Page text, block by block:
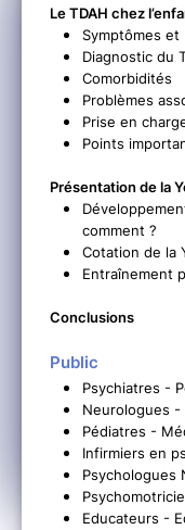
Le TDAH chez
Symptômes et
Diagnostic du
Comorbidités
Problèmes
Prise en
Points
Présentation de la
comment ?
Cotation de la
Entraînement
Conclusions
Public
Psychiatres -
Neurologues -
Pédiatres -
Infirmiers en
Psychologues
Educateurs -